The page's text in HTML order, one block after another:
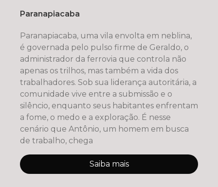
Paranapiacaba
Paranapiacaba, uma vila envolta em neblina,
é governada pelo pulso firme de Geraldo, o
administrador da ferrovia que controla não
apenas os trilhos, mas também a vida dos
trabalhadores. Sob sua liderança autoritária, a
comunidade vive entre a submissão e o
silêncio, enquanto seus habitantes enfrentam
a fome, o medo e a exploração. É nesse
cenário que Antônio, um homem em busca
de trabalho, chega
Saiba mais